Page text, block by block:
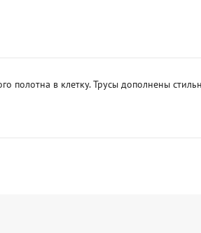
полотна в клетку. Трусы дополнены